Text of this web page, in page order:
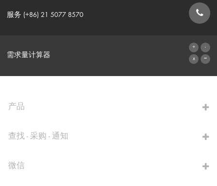
服务 (+86) 21 5077 8570
需求量计算器
产品
查找 - 采购 - 通知
微信